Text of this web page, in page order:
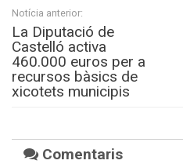
Notícia anterior:
La Diputació de
Castelló activa
460.000 euros per a
recursos bàsics de
xicotets municipis
Comentaris